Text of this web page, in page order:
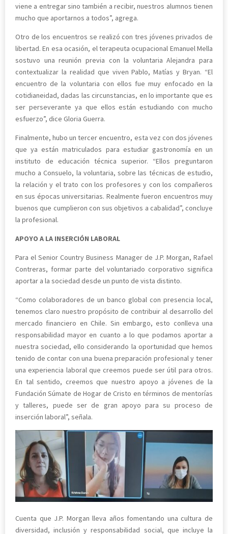
viene a entregar sino también a recibir, nuestros alumnos tienen
mucho que aportarnos a todos”, agrega.
Otro de los encuentros se realizó con tres jóvenes privados de
libertad. En esa ocasión, el terapeuta ocupacional Emanuel Mella
sostuvo una reunión previa con la voluntaria Alejandra para
contextualizar la realidad que viven Pablo, Matías y Bryan. “El
encuentro de la voluntaria con ellos fue muy enfocado en la
cotidianeidad, dadas las circunstancias, en lo importante que es
ser perseverante ya que ellos están estudiando con mucho
esfuerzo”, dice Gloria Guerra.
Finalmente, hubo un tercer encuentro, esta vez con dos jóvenes
que ya están matriculados para estudiar gastronomía en un
instituto de educación técnica superior. “Ellos preguntaron
mucho a Consuelo, la voluntaria, sobre las técnicas de estudio,
la relación y el trato con los profesores y con los compañeros
en sus épocas universitarias. Realmente fueron encuentros muy
buenos que cumplieron con sus objetivos a cabalidad”, concluye
la profesional.
APOYO A LA INSERCIÓN LABORAL
Para el Senior Country Business Manager de J.P. Morgan, Rafael
Contreras, formar parte del voluntariado corporativo significa
aportar a la sociedad desde un punto de vista distinto.
“Como colaboradores de un banco global con presencia local,
tenemos claro nuestro propósito de contribuir al desarrollo del
mercado financiero en Chile. Sin embargo, esto conlleva una
responsabilidad mayor en cuanto a lo que podamos aportar a
nuestra sociedad, ello considerando la oportunidad que hemos
tenido de contar con una buena preparación profesional y tener
una experiencia laboral que creemos puede ser útil para otros.
En tal sentido, creemos que nuestro apoyo a jóvenes de la
Fundación Súmate de Hogar de Cristo en términos de mentorías
y talleres, puede ser de gran apoyo para su proceso de
inserción laboral”, señala.
Cuenta que J.P. Morgan lleva años fomentando una cultura de
diversidad, inclusión y responsabilidad social, que incluye la